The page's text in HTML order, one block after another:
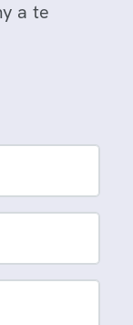
a te